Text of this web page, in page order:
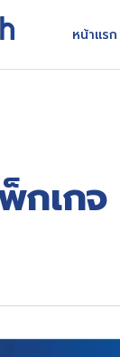
หน้าแรก
กเกจ